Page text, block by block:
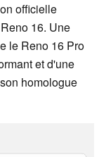
officielle
16. Une
le Reno 16 Pro
et d'une
homologue